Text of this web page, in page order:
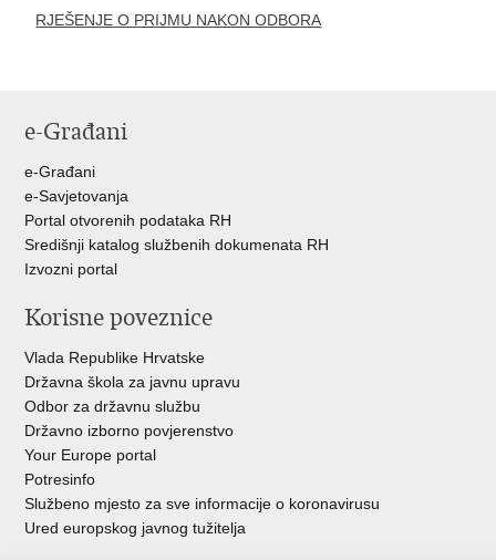
RJEŠENJE O PRIJMU NAKON ODBORA
e-Građani
e-Građani
e-Savjetovanja
Portal otvorenih podataka RH
Središnji katalog službenih dokumenata RH
Izvozni portal
Korisne poveznice
Vlada Republike Hrvatske
Državna škola za javnu upravu
Odbor za državnu službu
Državno izborno povjerenstvo
Your Europe portal
Potresinfo
Službeno mjesto za sve informacije o koronavirusu
Ured europskog javnog tužitelja